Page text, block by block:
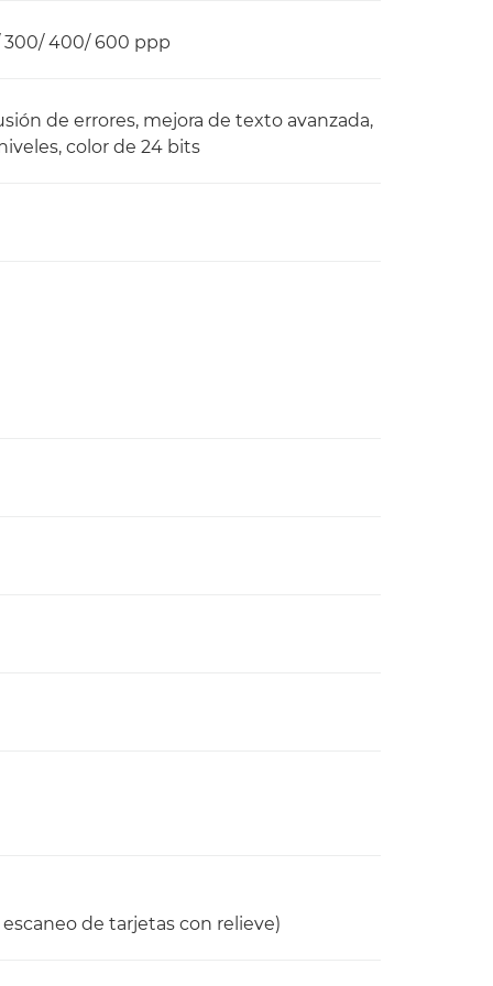
300/ 400/ 600 ppp
de errores, mejora de texto avanzada,
color de 24 bits
de tarjetas con relieve)